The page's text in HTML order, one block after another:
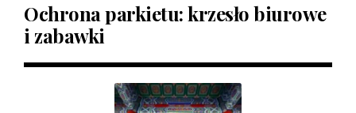
Ochrona parkietu: krzesło biurowe
i zabawki